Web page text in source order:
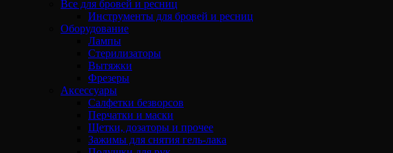
Все для бровей и ресниц
Инструменты для бровей и ресниц
Оборудование
Лампы
Стерилизаторы
Вытяжки
Фрезеры
Аксессуары
Салфетки безворсов
Перчатки и маски
Щетки, дозаторы и прочее
Зажимы для снятия гель-лака